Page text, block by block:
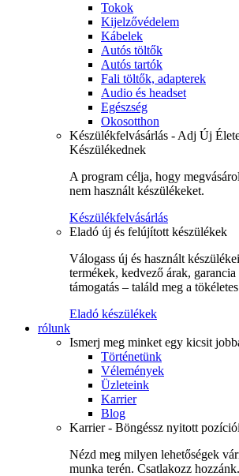
Tokok
Kijelzővédelem
Kábelek
Autós töltők
Autós tartók
Fali töltők, adapterek
Audio és headset
Egészség
Okosotthon
Készülékfelvásárlás - Adj Új
Készülékednek
A program célja, hogy
nem használt készülékeket.
Készülékfelvásárlás
Eladó új és felújított készülékek
Válogass új és használt
termékek, kedvező árak, garancia
támogatás – találd meg a
Eladó készülékek
rólunk
Ismerj meg minket egy kicsit
Történetünk
Vélemények
Üzleteink
Karrier
Blog
Karrier - Böngéssz nyitott
Nézd meg milyen lehetőségek
munka terén. Csatlakozz hozzánk.